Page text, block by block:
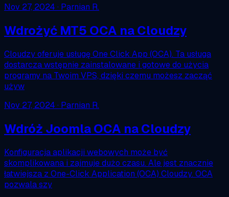
Nov 27, 2024 · Parnian R.
Wdrożyć MT5 OCA na Cloudzy
Cloudzy oferuje usługę One Click App (OCA). Ta usługa
dostarcza wstępnie zainstalowane i gotowe do użycia
programy na Twoim VPS, dzięki czemu możesz zacząć
używ
Nov 27, 2024 · Parnian R.
Wdróż Joomla OCA na Cloudzy
Konfiguracja aplikacji webowych może być
skomplikowana i zajmuje dużo czasu. Ale jest znacznie
łatwiejsza z One-Click Application (OCA) Cloudzy. OCA
pozwala szy